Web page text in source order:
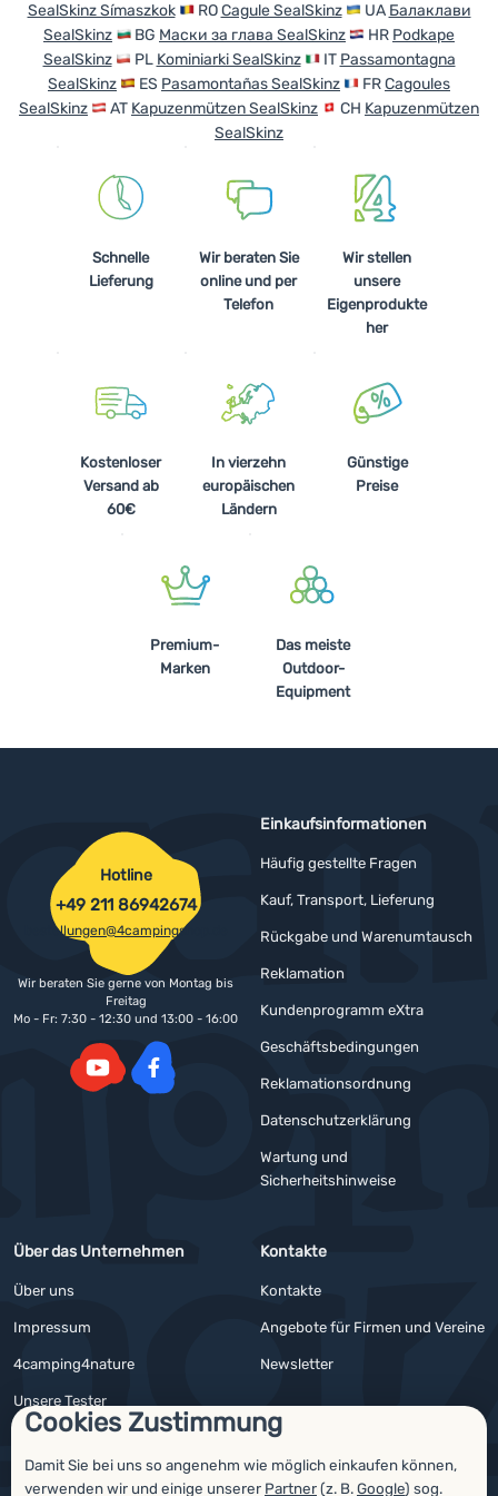
Cookies Zustimmung
Damit Sie bei uns so angenehm wie möglich einkaufen können,
verwenden wir und einige unserer Partner(z. B.Google) sog.
Anmelden /
Registrieren
SealSkinz Símaszkok
ROCagule SealSkinz UA Балаклави
SealSkinz
BG Маски за глава SealSkinz HR Podkape
SealSkinz
PL Kominiarki SealSkinz IT Passamontagna
SealSkinz
ES Pasamontañas SealSkinz FRCagoules
SealSkinz
AT Kapuzenmützen SealSkinz CH Kapuzenmützen
SealSkinz
Schnelle
Lieferung
Wir beraten Sie
online und per
Telefon
Wir stellen
unsere
Eigenprodukte
her
Kostenloser
Versand ab
60€
In vierzehn
europäischen
Ländern
Günstige
Preise
Premium-
Marken
Das meiste
Outdoor-
Equipment
Einkaufsinformationen
Häufig gestellte Fragen
Kauf, Transport, Lieferung
Rückgabe und Warenumtausch
Reklamation
Kundenprogramm eXtra
Geschäftsbedingungen
Reklamationsordnung
Datenschutzerklärung
Wartung und
Sicherheitshinweise
Über das Unternehmen
Über uns
Impressum
4camping4nature
Unsere Tester
Kontakte
Kontakte
Angebote für Firmen und Vereine
Newsletter
Hotline
+49 211 86942674
bestellungen@4campingshop.de
Wir beraten Sie gerne von Montag bis
Freitag
Mo - Fr: 7:30 - 12:30 und 13:00 - 16:00